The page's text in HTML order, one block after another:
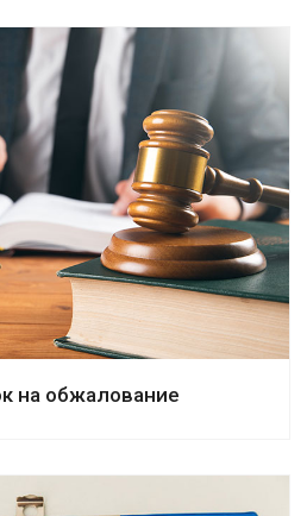
дело
на обжалование